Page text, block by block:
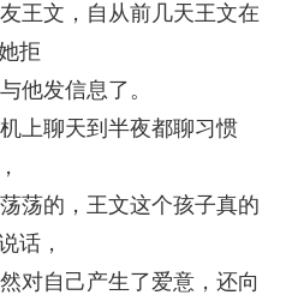
王文，自从前几天王文在
拒
他发信息了。
上聊天到半夜都聊习惯
荡的，王文这个孩子真的
话，
对自己产生了爱意，还向